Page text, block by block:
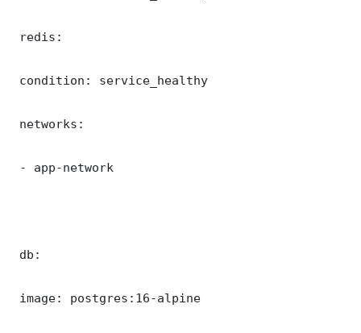
redis:
condition: service_healthy
networks:
- app-network
db:
image: postgres:16-alpine